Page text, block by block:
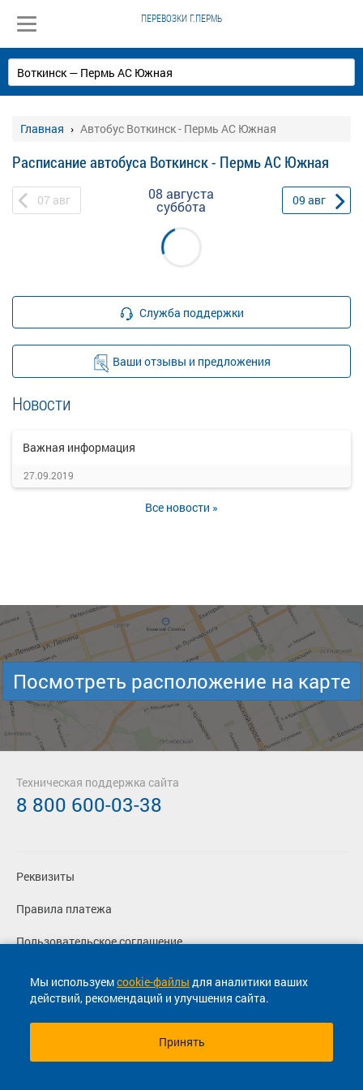
ПЕРЕВОЗКИ Г.ПЕРМЬ
Главная Автобус Воткинск - Пермь АС Южная
Расписание автобуса Воткинск - Пермь АС Южная
07 авг 08 августа
суббота 09 авг
Служба поддержки
Ваши отзывы и предложения
Новости
Важная информация
27.09.2019
Все новости »
Мы используемcookie-файлы для аналитики ваших
действий, рекомендаций и улучшения сайта.
Принять
Посмотреть расположение на карте
Реквизиты
Правила платежа
Пользовательское соглашение
Политика конфиденциальности
Согласие на маркетинговые сообщения
Техническая поддержка сайта
8 800 600-03-38
© 2013-2026, ООО "Капитал"- Онлайн сервис продажи